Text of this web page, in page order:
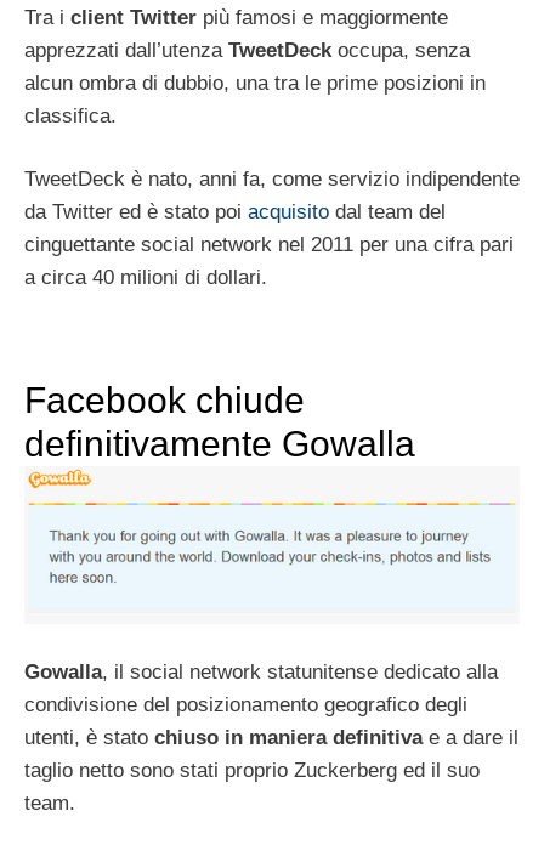
Tra i client Twitter più famosi e maggiormente
apprezzati dall’utenza TweetDeckoccupa, senza
alcun ombra di dubbio, una tra le prime posizioni in
classifica.
TweetDeck è nato, anni fa, come servizio indipendente
da Twitter ed è stato poi acquisito dal team del
cinguettante social network nel 2011 per una cifra pari
a circa 40 milioni di dollari.
Facebook chiude
definitivamente Gowalla
Gowalla, il social network statunitense dedicato alla
condivisione del posizionamento geografico degli
utenti, è stato chiuso in maniera definitivae a dare il
taglio netto sono stati proprio Zuckerberg ed il suo
team.